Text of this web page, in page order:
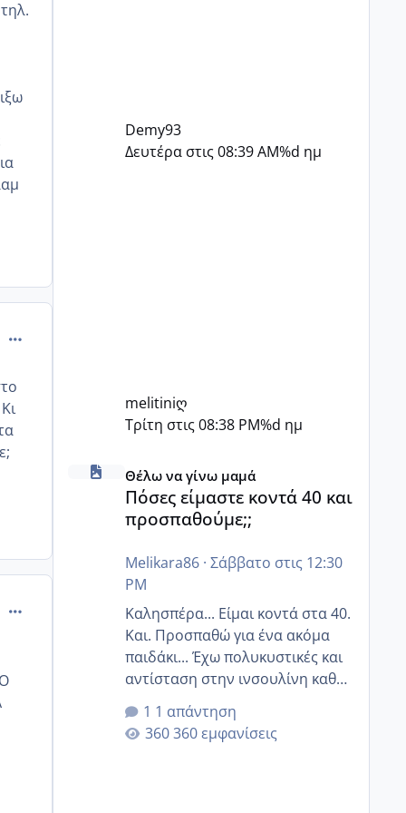
comment_499472
comment_499494
Demy93
Δευτέρα στις 08:39 AM%d ημ
melitiniღ
Τρίτη στις 08:38 PM%d ημ
Πόσες είμαστε κοντά 40 και προσπαθούμε;;
Θέλω να γίνω μαμά
Πόσες είμαστε κοντά 40 και
προσπαθούμε;;
Melikara86· Σάββατο στις 12:30
PM
Καλησπέρα... Είμαι κοντά στα 40.
Και. Προσπαθώ για ένα ακόμα
παιδάκι... Έχω πολυκυστικές και
αντίσταση στην ινσουλίνη καθώς
και χάσιμοτο! Έχω λίγα κιλά
παραπάνω και όσο κ αν
προσπαθώ δεν χάνω εύκολα!
1 απάντηση
360 εμφανίσεις